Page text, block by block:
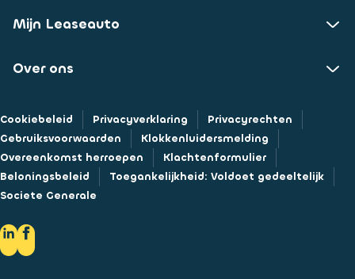
Mijn Leaseauto
Over ons
Cookiebeleid Privacyverklaring
Privacyrechten
Gebruiksvoorwaarden
Klokkenluidersmelding
Overeenkomst herroepen
Klachtenformulier
Beloningsbeleid
Toegankelijkheid: Voldoet gedeeltelijk
Societe Generale